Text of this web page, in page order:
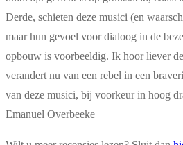
Derde, schieten deze musici (en
maar hun gevoel voor dialoog in de
opbouw is voorbeeldig. Ik hoor liever
verandert nu van een rebel in een
van deze musici, bij voorkeur in hoog
Emanuel Overbeeke